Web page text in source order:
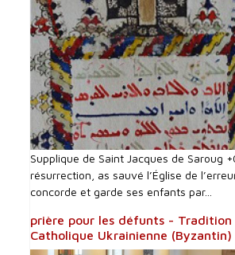
Supplique de Saint Jacques de Saroug
résurrection, as sauvé l’Église de
concorde et garde ses enfants par...
prière pour les défunts - Tradition
Catholique Ukrainienne (Byzantin)